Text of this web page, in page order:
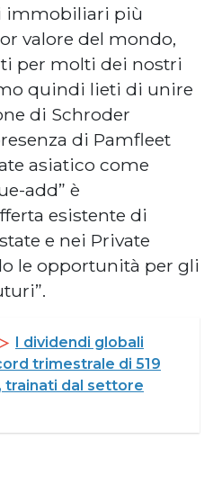
immobiliari più
valore del mondo,
per molti dei nostri
quindi lieti di unire
di Schroder
di Pamfleet
asiatico come
add” è
esistente di
e nei Private
le opportunità per gli
I dividendi globali
trimestrale di 519
trainati dal settore